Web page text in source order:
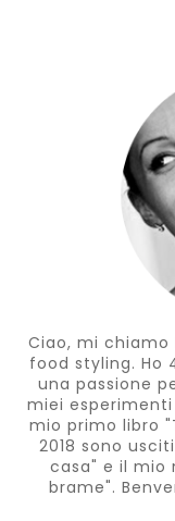
Ciao, mi
food styling. Ho
una passione
miei esperimenti
mio primo libro
2018 sono
casa" e il mio
brame".